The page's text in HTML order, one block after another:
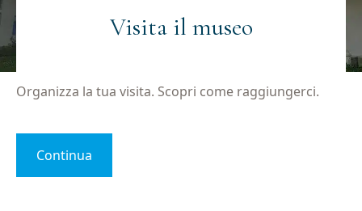
Visita il museo
Organizza la tua visita. Scopri come raggiungerci.
Continua